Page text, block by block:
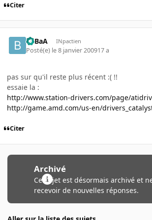
Citer
BaBaA INpactien
Posté(e) le 8 janvier 200917 a
pas sur qu'il reste plus récent :( !!
essaie la :
http://www.station-drivers.com/page/
http://game.amd.com/us-en/
Citer
Archivé
Ce sujet est désormais archivé et
recevoir de nouvelles réponses.